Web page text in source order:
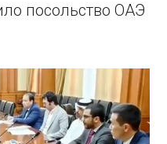
посольство ОАЭ